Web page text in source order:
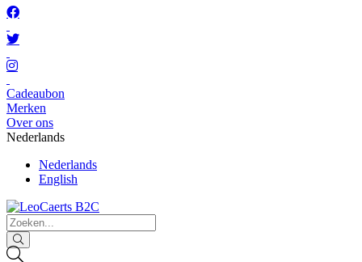
Cadeaubon
Merken
Over ons
Nederlands
Nederlands
English